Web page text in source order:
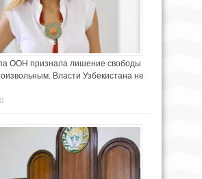
ООН признала лишение свободы
Власти Узбекистана не